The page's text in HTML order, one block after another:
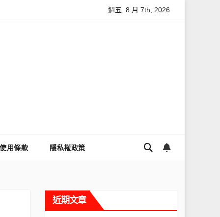
麼讓Threads流量變多？高效提升流量的完整教學
週五. 8 月 7th, 2026
使用條款 隱私權政策
近期文章